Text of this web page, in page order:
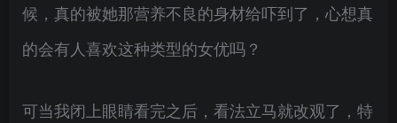
候，真的被她那营养不良的身材给吓到了，心想真
的会有人喜欢这种类型的女优吗？
可当我闭上眼睛看完之后，看法立马就改观了，特